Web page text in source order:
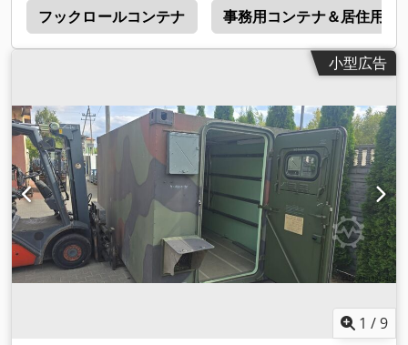
フックロールコンテナ 事務用コンテナ＆居住用コ
小型広告
1 /9